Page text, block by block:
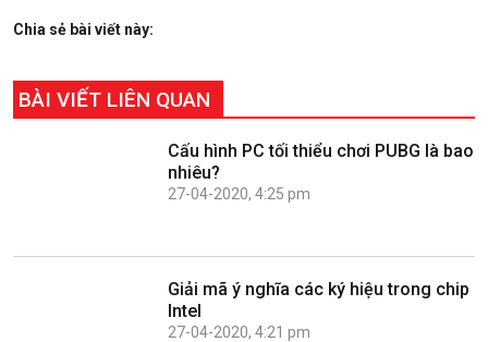
Chia sẻ bài viết này:
BÀI VIẾT LIÊN QUAN
Cấu hình PC tối thiểu chơi PUBG là bao
nhiêu?
27-04-2020, 4:25 pm
Giải mã ý nghĩa các ký hiệu trong chip
Intel
27-04-2020, 4:21 pm